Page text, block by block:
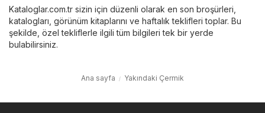
Kataloglar.com.tr sizin için düzenli olarak en son broşürleri,
katalogları, görünüm kitaplarını ve haftalık teklifleri toplar. Bu
şekilde, özel tekliflerle ilgili tüm bilgileri tek bir yerde
bulabilirsiniz.
Ana sayfa Yakındaki Çermik